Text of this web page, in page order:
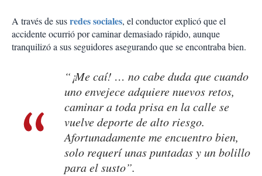
A través de susredes sociales, el conductor explicó que el
accidente ocurrió por caminar demasiado rápido, aunque
tranquilizó a sus seguidores asegurando que se encontraba bien.
“¡Me caí! … no cabe duda que cuando
uno envejece adquiere nuevos retos,
caminar a toda prisa en la calle se
vuelve deporte de alto riesgo.
Afortunadamente me encuentro bien,
solo requerí unas puntadas y un bolillo
para el susto”.